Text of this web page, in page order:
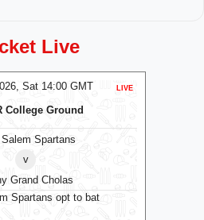
Live
Sat 14:00 GMT LIVE
College Ground
Spartans
v
Grand Cholas
Spartans opt to bat